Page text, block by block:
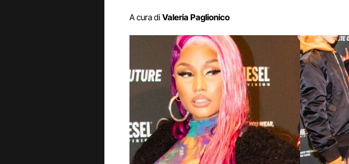
A cura di Valeria Paglionico